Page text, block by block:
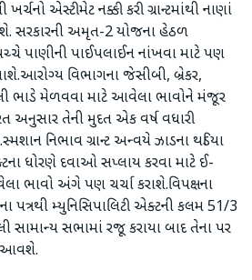
એસ્ટીમેટ નક્કી કરી ગ્રાન્ટમાંથી નાણાં
સરકારની અમૃત-2 યોજના હેઠળ
પાણીની પાઈપલાઈન નાંખવા માટે પણ
વિભાગના જેસીબી, બ્રેકર,
ભાડે મેળવવા માટે આવેલા ભાવોને મંજૂર
અનુસાર તેની મુદત એક વર્ષ વધારી
નિભાવ ગ્રાન્ટ અન્વયે ઝાડના થડિયા
ધોરણે દવાઓ સપ્લાય કરવા માટે ઈ-
ભાવો અંગે પણ ચર્ચા કરાશે.વિપક્ષના
પત્રથી મ્યુનિસિપાલિટી એક્ટની કલમ 51/3
સામાન્ય સભામાં રજૂ કરાયા બાદ તેના પર
આવશે.